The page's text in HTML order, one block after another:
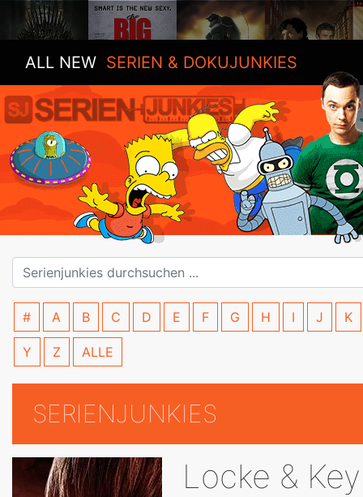
ALL NEW SERIEN & DOKUJUNKIES
# A B C D E F G H I J K
Y Z ALLE
SERIENJUNKIES
Locke & Key